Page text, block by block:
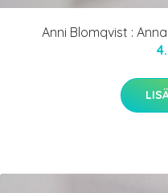
Anni Blomqvist :